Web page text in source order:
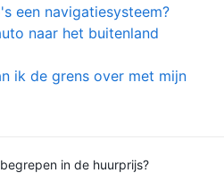
een navigatiesysteem?
naar het buitenland
ik de grens over met mijn
in de huurprijs?